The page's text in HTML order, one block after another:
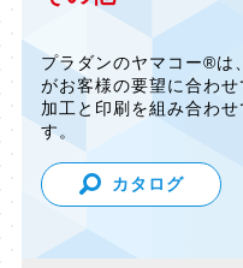
プラダンのヤマコー®は
がお客様の要望に合わせ
加工と印刷を組み合わ
す。
カタログ